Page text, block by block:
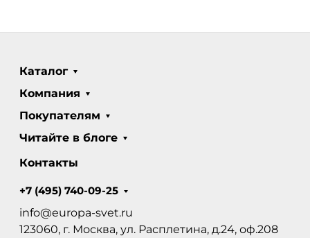
Каталог
Компания
Покупателям
Читайте в блоге
Контакты
+7 (495) 740-09-25
info@europa-svet.ru
123060, г. Москва, ул. Расплетина, д.24, оф.208